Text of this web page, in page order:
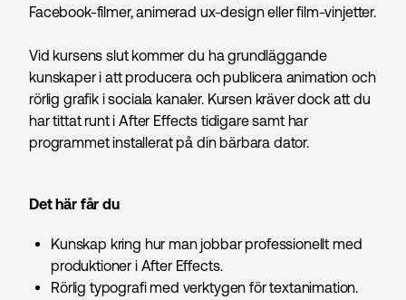
Facebook-filmer, animerad ux-design eller film-vinjetter.
Vid kursens slut kommer du ha grundläggande
kunskaper i att producera och publicera animation och
rörlig grafik i sociala kanaler. Kursen kräver dock att du
har tittat runt i After Effects tidigare samt har
programmet installerat på din bärbara dator.
Det här får du
Kunskap kring hur man jobbar professionellt med
produktioner i After Effects.
Rörlig typografi med verktygen för textanimation.